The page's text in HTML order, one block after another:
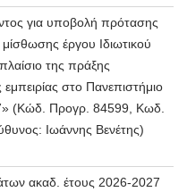
για υποβολή πρότασης
έργου Ιδιωτικού
της πράξης
στο Πανεπιστήμιο
(Κώδ. Προγρ. 84599, Κωδ.
Ιωάννης Βενέτης)
ακαδ. έτους 2026-2027